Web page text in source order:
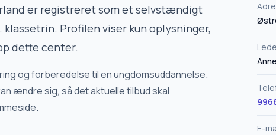
er registreret som et selvstændigt
Profilen viser kun oplysninger,
dette center.
og forberedelse til en ungdomsuddannelse.
ændre sig, så det aktuelle tilbud skal
E-